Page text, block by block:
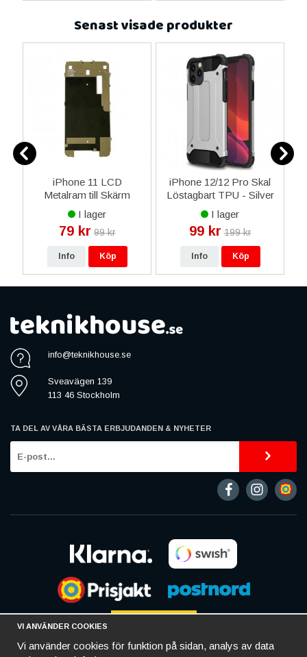
Senast visade produkter
iPhone 11 LCD
Metalram till Skärm
Display Glas
I lager
79 kr 99 kr
Info Köp
iPhone 12/12 Pro Skal
Löstagbart TPU - Silver
I lager
99 kr 199 kr
Info Köp
info@teknikhouse.se
Sveavägen 139
113 46 Stockholm
TA DEL AV VÅRA BÄSTA ERBJUDANDEN & NYHETER
VI ANVÄNDER COOKIES
Vi använder cookies för funktion på sidan, analys av data